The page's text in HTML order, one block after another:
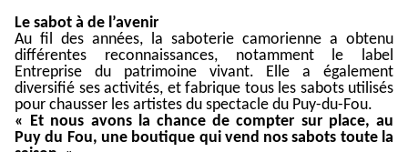
Le sabot à de l’avenir
Au fil des années, la saboterie camorienne a obtenu
différentes reconnaissances, notamment le label
Entreprise du patrimoine vivant. Elle a également
diversifié ses activités, et fabrique tous les sabots utilisés
pour chausser les artistes du spectacle du Puy-du-Fou.
« Et nous avons la chance de compter sur place, au
Puy du Fou, une boutique qui vend nos sabots toute la